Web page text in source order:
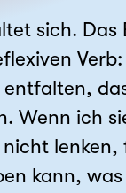
sich. Das
Wenn ich
lenken,
kann,